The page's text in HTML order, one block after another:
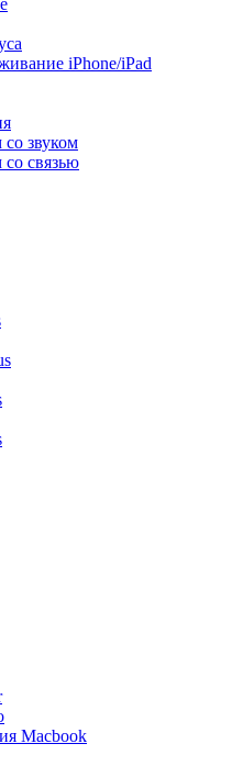
iPhone/iPad
звуком
со связью
Macbook